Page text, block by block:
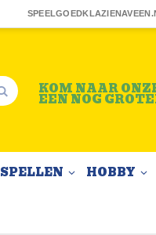
KOM NAAR
EEN NOG
SPELLEN HOBBY